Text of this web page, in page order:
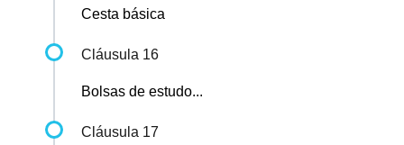
Cesta básica
Cláusula 16
Bolsas de estudo...
Cláusula 17